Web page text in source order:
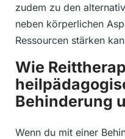
zudem zu den
neben körperlichen
Ressourcen stärken
Wie
Behinderung
Wenn du mit einer